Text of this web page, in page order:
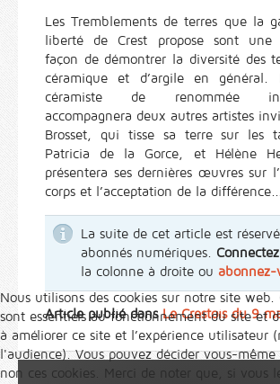
Les Tremblements de terres que la
liberté de Crest propose sont une
façon de démontrer la diversité des
céramique et d’argile en général.
céramiste de renommée
accompagnera deux autres artistes
Brosset, qui tisse sa terre sur les
Patricia de la Gorce, et Hélène
présentera ses dernières œuvres sur
corps et l’acceptation de la différence...
La suite de cet article est
abonnés numériques.
la colonne à droite ou abonnez-
Article publié dansLe Crestois du 9
Nous utilisons des cookies sur notre site web.
sont essentiels au fonctionnement du site et
à améliorer ce site et l’expérience utilisateur
l'audience). Vous pouvez décider vous-
non ces cookies. Merci de noter que, si vous